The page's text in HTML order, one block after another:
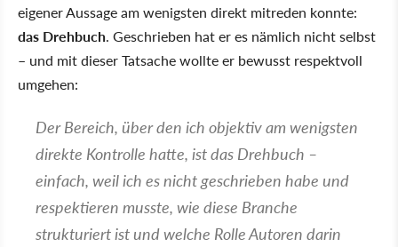
eigener Aussage am wenigsten direkt mitreden konnte:
das Drehbuch. Geschrieben hat er es nämlich nicht selbst
– und mit dieser Tatsache wollte er bewusst respektvoll
umgehen:
Der Bereich, über den ich objektiv am wenigsten
direkte Kontrolle hatte, ist das Drehbuch –
einfach, weil ich es nicht geschrieben habe und
respektieren musste, wie diese Branche
strukturiert ist und welche Rolle Autoren darin